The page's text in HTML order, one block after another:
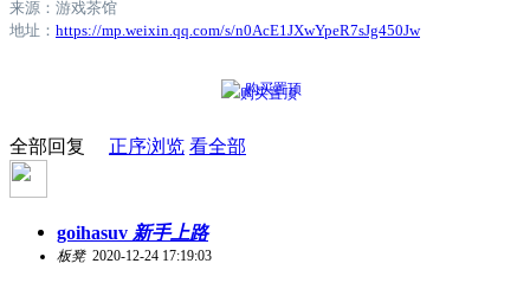
来源：游戏茶馆
地址： https://mp.weixin.qq.com/s/n0AcE1JXwYpeR7sJg450Jw
购买置顶
全部回复 正序浏览 看全部
goihasuv 新手上路
板凳2020-12-24 17:19:03